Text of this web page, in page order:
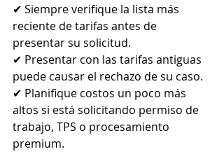
✔ Siempre verifique la lista más
reciente de tarifas antes de
presentar su solicitud.
✔ Presentar con las tarifas antiguas
puede causar el rechazo de su caso.
✔ Planifique costos un poco más
altos si está solicitando permiso de
trabajo, TPS o procesamiento
premium.